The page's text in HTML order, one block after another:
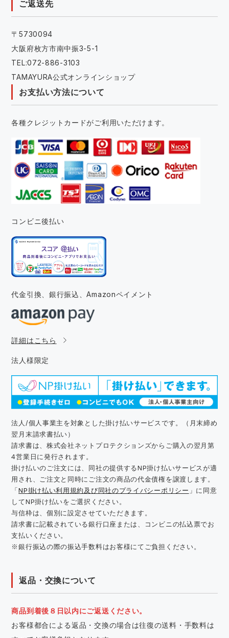
ご返送先
〒5730094
大阪府枚方市南中振3-5-1
TEL:072-886-3103
TAMAYURA公式オンラインショップ
お支払い方法について
各種クレジットカードがご利用いただけます。
コンビニ後払い
代金引換、銀行振込、Amazonペイメント
詳細はこちら
法人様限定
法人/個人事業主を対象とした掛け払いサービスです。（月末締め
翌月末請求書払い）
請求書は、株式会社ネットプロテクションズからご購入の翌月第
4営業日に発行されます。
掛け払いのご注文には、同社の提供するNP掛け払いサービスが適
用され、ご注文と同時にご注文の商品の代金債権を譲渡します。
「NP掛け払い利用規約及び同社のプライバシーポリシー 」に同意
してNP掛け払いをご選択ください。
与信枠は、個別に設定させていただきます。
請求書に記載されている銀行口座または、コンビニの払込票でお
支払いください。
※銀行振込の際の振込手数料はお客様にてご負担ください。
返品・交換について
商品到着後８日以内にご返送ください。
お客様都合による返品・交換の場合は往復の送料・手数料は